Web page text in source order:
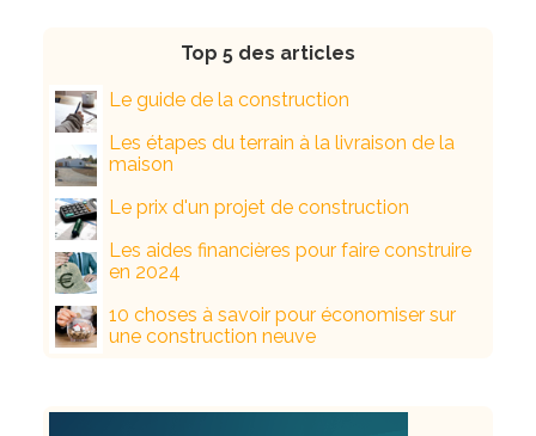
Top 5 des articles
Le guide de la construction
Les étapes du terrain à la livraison de la
maison
Le prix d'un projet de construction
Les aides financières pour faire construire
en 2024
10 choses à savoir pour économiser sur
une construction neuve